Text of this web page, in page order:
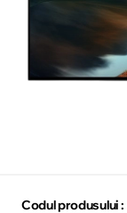
Codul produsului :